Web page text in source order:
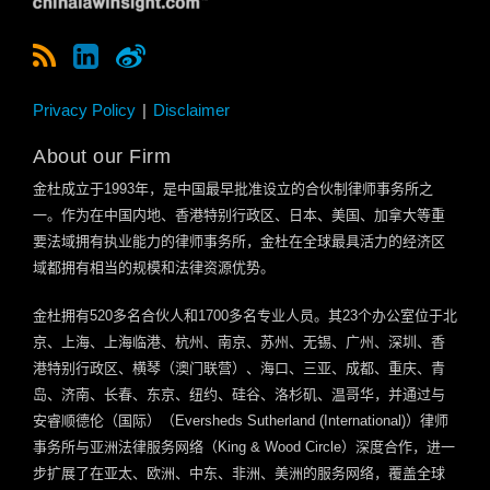
Privacy Policy Disclaimer
About our Firm
金杜成立于1993年，是中国最早批准设立的合伙制律师事务所之
一。作为在中国内地、香港特别行政区、日本、美国、加拿大等重
要法域拥有执业能力的律师事务所，金杜在全球最具活力的经济区
域都拥有相当的规模和法律资源优势。
金杜拥有520多名合伙人和 1700多名专业人员。其23个办公室位于北
京、上海、上海临港、杭州、南京、苏州、无锡、广州、深圳、香
港特别行政区、横琴（澳门联营）、海口、三亚、成都、重庆、青
岛、济南、长春、东京、纽约、硅谷、洛杉矶、温哥华，并通过与
安睿顺德伦（国际）（ Eversheds Sutherland (International)）律师
事务所与亚洲法律服务网络（ King & Wood Circle）深度合作，进一
步扩展了在亚太、欧洲、中东、非洲、美洲的服务网络，覆盖全球